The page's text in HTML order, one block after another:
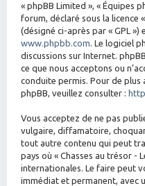
« phpBB Limited », « Équipes
forum, déclaré sous la licence «
(désigné ci-après par « GPL
www.phpbb.com. Le logiciel
discussions sur Internet.
ce que nous acceptons ou
conduite permis. Pour de plus
phpBB, veuillez consulter :
Vous acceptez de ne pas
vulgaire, diffamatoire,
tout autre contenu qui peut
pays où « Chasses au trésor -
internationales. Le faire peut
immédiat et permanent, avec